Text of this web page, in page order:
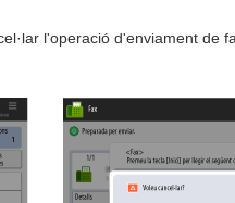
l'operació d'enviament de